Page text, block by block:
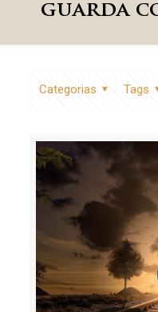
guarda
Categorias Tags